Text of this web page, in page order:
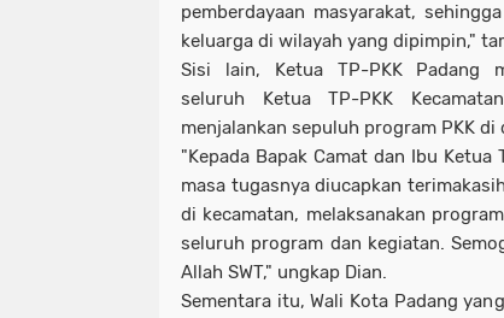
pemberdayaan masyarakat,
keluarga di wilayah yang dipimpin,"
Sisi lain, Ketua TP-PKK Padang
seluruh Ketua TP-PKK
menjalankan sepuluh program PKK di
"Kepada Bapak Camat dan Ibu Ketua
masa tugasnya diucapkan
di kecamatan, melaksanakan
seluruh program dan kegiatan.
Allah SWT," ungkap Dian.
Sementara itu, Wali Kota Padang